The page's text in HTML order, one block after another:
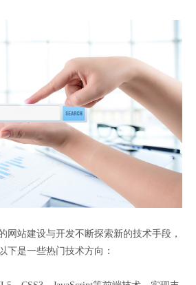
网站建设与开发不断探索新的技术手段，
下是一些热门技术方向：